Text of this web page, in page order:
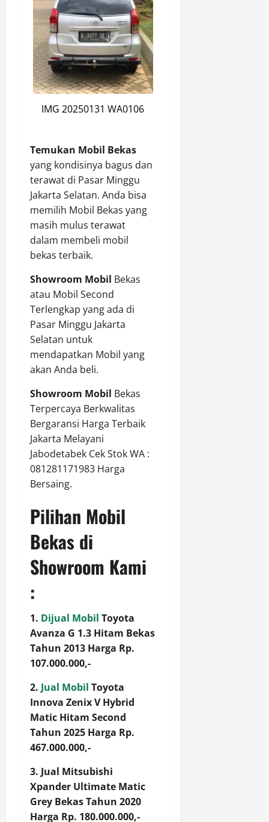
IMG 20250131 WA0106
Temukan Mobil Bekas
yang kondisinya bagus dan
terawat di Pasar Minggu
Jakarta Selatan. Anda bisa
memilih Mobil Bekas yang
masih mulus terawat
dalam membeli mobil
bekas terbaik.
Showroom Mobil Bekas
atau Mobil Second
Terlengkap yang ada di
Pasar Minggu Jakarta
Selatan untuk
mendapatkan Mobil yang
akan Anda beli.
Showroom Mobil Bekas
Terpercaya Berkwalitas
Bergaransi Harga Terbaik
Jakarta Melayani
Jabodetabek Cek Stok WA :
081281171983 Harga
Bersaing.
Pilihan Mobil
Bekas di
Showroom Kami
:
1. Dijual Mobil Toyota
Avanza G 1.3 Hitam Bekas
Tahun 2013 Harga Rp.
107.000.000,-
2. Jual Mobil Toyota
Innova Zenix V Hybrid
Matic Hitam Second
Tahun 2025 Harga Rp.
467.000.000,-
3. Jual Mitsubishi
Xpander Ultimate Matic
Grey Bekas Tahun 2020
Harga Rp. 180.000.000,-